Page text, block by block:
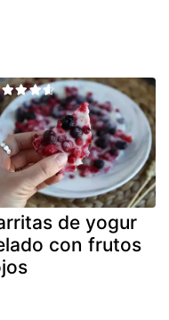
de yogur
con frutos